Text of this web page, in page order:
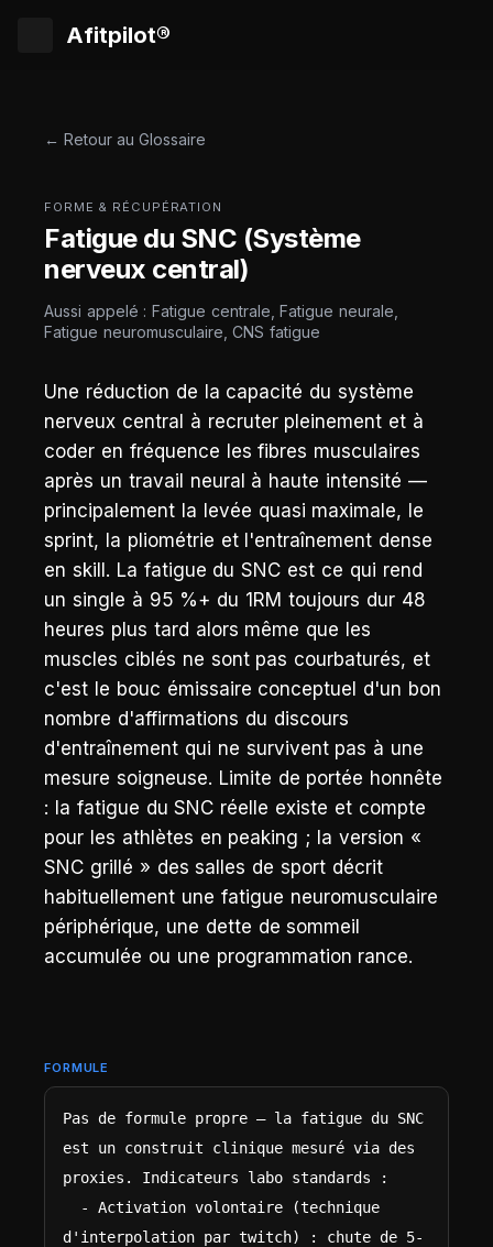
Afitpilot®
← Retour au Glossaire
FORME & RÉCUPÉRATION
Fatigue du SNC (Système
nerveux central)
Aussi appelé : Fatigue centrale, Fatigue neurale,
Fatigue neuromusculaire, CNS fatigue
Une réduction de la capacité du système
nerveux central à recruter pleinement et à
coder en fréquence les fibres musculaires
après un travail neural à haute intensité —
principalement la levée quasi maximale, le
sprint, la pliométrie et l'entraînement dense
en skill. La fatigue du SNC est ce qui rend
un single à 95 %+ du 1RM toujours dur 48
heures plus tard alors même que les
muscles ciblés ne sont pas courbaturés, et
c'est le bouc émissaire conceptuel d'un bon
nombre d'affirmations du discours
d'entraînement qui ne survivent pas à une
mesure soigneuse. Limite de portée honnête
: la fatigue du SNC réelle existe et compte
pour les athlètes en peaking ; la version «
SNC grillé » des salles de sport décrit
habituellement une fatigue neuromusculaire
périphérique, une dette de sommeil
accumulée ou une programmation rance.
FORMULE
Pas de formule propre — la fatigue du SNC
est un construit clinique mesuré via des
proxies. Indicateurs labo standards :
d'interpolation par twitch) : chute de 5-